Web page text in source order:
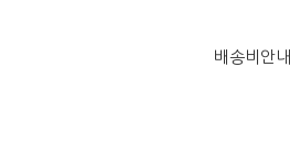
배송비안내